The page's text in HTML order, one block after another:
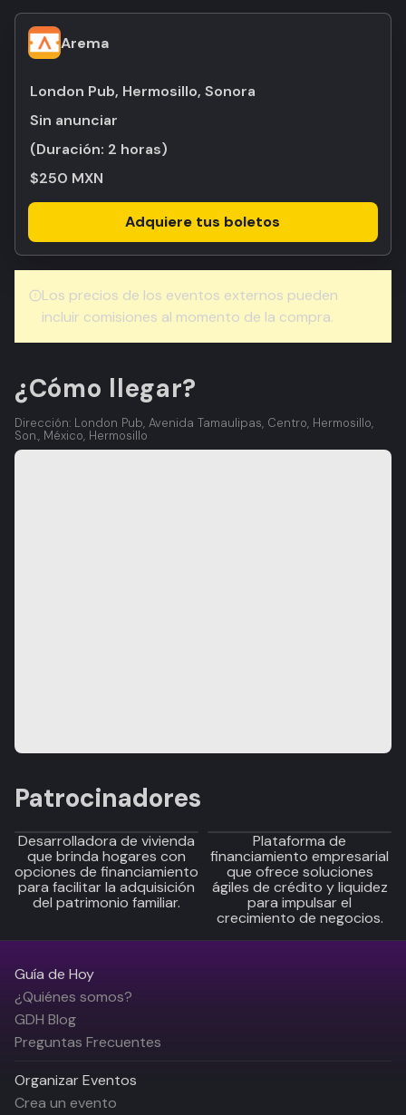
Arema
London Pub, Hermosillo, Sonora
Sin anunciar
(Duración: 2 horas)
$250 MXN
Adquiere tus boletos
Los precios de los eventos externos pueden
incluir comisiones al momento de la compra.
¿Cómo llegar?
Dirección: London Pub, Avenida Tamaulipas, Centro, Hermosillo,
Son., México, Hermosillo
Patrocinadores
Desarrolladora de vivienda
que brinda hogares con
opciones de financiamiento
para facilitar la adquisición
del patrimonio familiar.
Plataforma de
financiamiento empresarial
que ofrece soluciones
ágiles de crédito y liquidez
para impulsar el
crecimiento de negocios.
Guía de Hoy
¿Quiénes somos?
GDH Blog
Preguntas Frecuentes
Organizar Eventos
Crea un evento